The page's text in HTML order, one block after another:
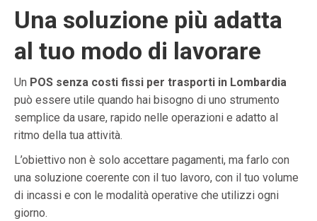
Una soluzione più adatta
al tuo modo di lavorare
Un POS senza costi fissi per trasporti in Lombardia
può essere utile quando hai bisogno di uno strumento
semplice da usare, rapido nelle operazioni e adatto al
ritmo della tua attività.
L’obiettivo non è solo accettare pagamenti, ma farlo con
una soluzione coerente con il tuo lavoro, con il tuo volume
di incassi e con le modalità operative che utilizzi ogni
giorno.